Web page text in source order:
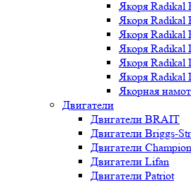
Якоря Radikal
Якоря Radikal
Якоря Radikal
Якоря Radikal
Якоря Radikal
Якоря Radikal
Якорная
Двигатели
Двигатели BRAIT
Двигатели Briggs-
Двигатели Champion
Двигатели Lifan
Двигатели Patriot